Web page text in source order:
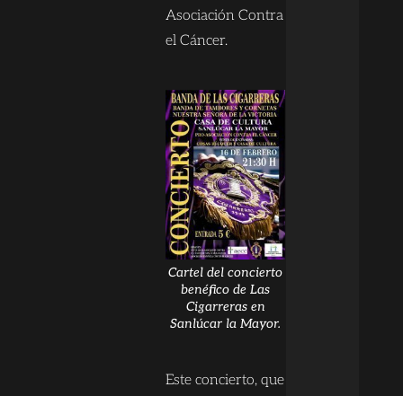
Asociación Contra
el Cáncer.
Cartel del concierto
benéfico de Las
Cigarreras en
Sanlúcar la Mayor.
Este concierto, que